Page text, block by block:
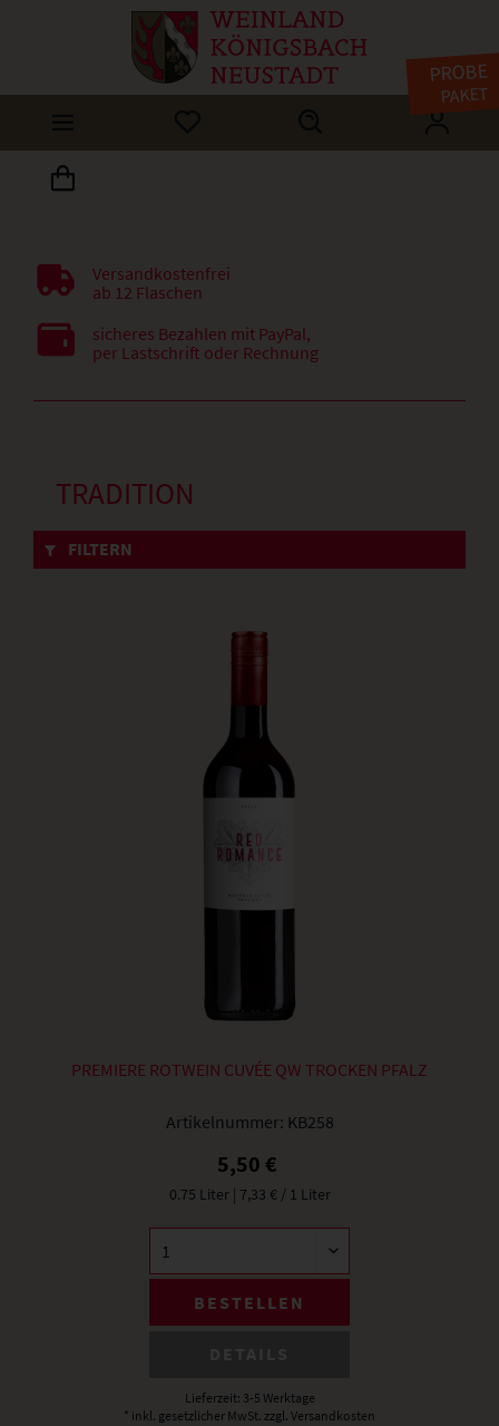
Versandkostenfrei
ab 12 Flaschen
sicheres Bezahlen mit PayPal,
per Lastschrift oder Rechnung
TRADITION
FILTERN
PREMIERE ROTWEIN CUVÉE QW TROCKEN PFALZ
Artikelnummer: KB258
5,50 €
0.75 Liter | 7,33 € / 1 Liter
BESTELLEN
Lieferzeit: 3-5 Werktage
* inkl. gesetzlicher MwSt.zzgl. Versandkosten
PROBE
PAKET